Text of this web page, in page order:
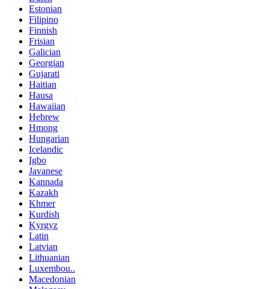
Estonian
Filipino
Finnish
Frisian
Galician
Georgian
Gujarati
Haitian
Hausa
Hawaiian
Hebrew
Hmong
Hungarian
Icelandic
Igbo
Javanese
Kannada
Kazakh
Khmer
Kurdish
Kyrgyz
Latin
Latvian
Lithuanian
Luxembou..
Macedonian